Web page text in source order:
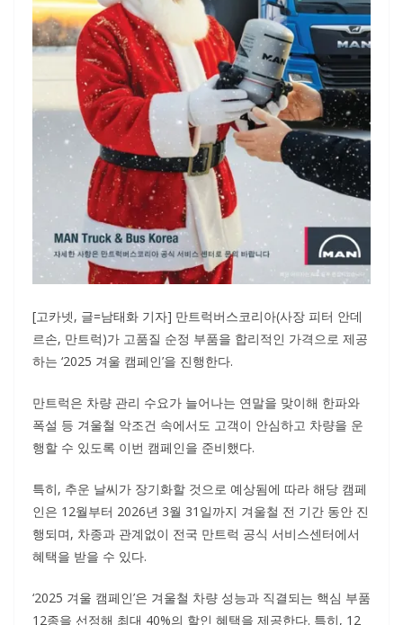
[고카넷, 글=남태화 기자] 만트럭버스코리아(사장 피터 안데
르손, 만트럭)가 고품질 순정 부품을 합리적인 가격으로 제공
하는 ‘2025 겨울 캠페인’을 진행한다.
만트럭은 차량 관리 수요가 늘어나는 연말을 맞이해 한파와
폭설 등 겨울철 악조건 속에서도 고객이 안심하고 차량을 운
행할 수 있도록 이번 캠페인을 준비했다.
특히, 추운 날씨가 장기화할 것으로 예상됨에 따라 해당 캠페
인은 12월부터 2026년 3월 31일까지 겨울철 전 기간 동안 진
행되며, 차종과 관계없이 전국 만트럭 공식 서비스센터에서
혜택을 받을 수 있다.
‘2025 겨울 캠페인’은 겨울철 차량 성능과 직결되는 핵심 부품
12종을 선정해 최대 40%의 할인 혜택을 제공한다. 특히, 12